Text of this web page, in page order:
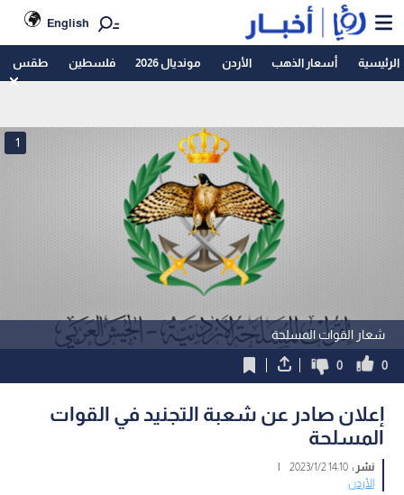
English
الرئيسية أسعار الذهب الأردن مونديال 2026 فلسطين طقس
شعار القوات المسلحة
1
0
0
إعلان صادر عن شعبة التجنيد في القوات
المسلحة
نشر :14:10 2023/1/2
|
الأردن